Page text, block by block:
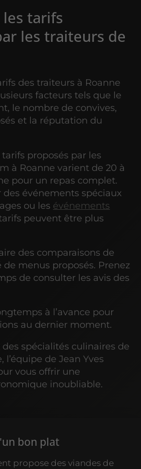
tarifs
les traiteurs de
des traiteurs à Roanne
facteurs tels que le
le nombre de convives,
et la réputation du
proposés par les
à Roanne varient de 20 à
pour un repas complet.
événements spéciaux
ou les événements
peuvent être plus
des comparaisons de
menus proposés. Prenez
de consulter les avis des
à l’avance pour
au dernier moment.
des spécialités culinaires de
l’équipe de Jean Yves
vous offrir une
inoubliable.
bon plat
propose des viandes de